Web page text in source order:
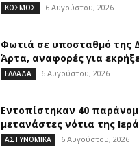
ΚΟΣΜΟΣ 6 Αυγούστου, 2026
Φωτιά σε υποσταθμό της
Άρτα, αναφορές για
ΕΛΛΑΔΑ 6 Αυγούστου, 2026
Εντοπίστηκαν 40
μετανάστες νότια της
ΑΣΤΥΝΟΜΙΚΑ 6 Αυγούστου, 2026